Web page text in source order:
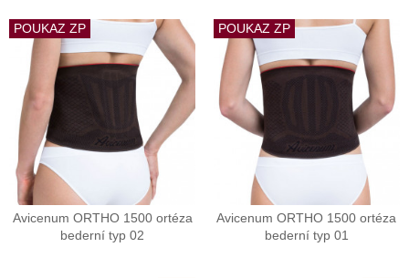
POUKAZ ZP
Avicenum ORTHO 1500 ortéza
bederní typ 02
POUKAZ ZP
Avicenum ORTHO 1500 ortéza
bederní typ 01